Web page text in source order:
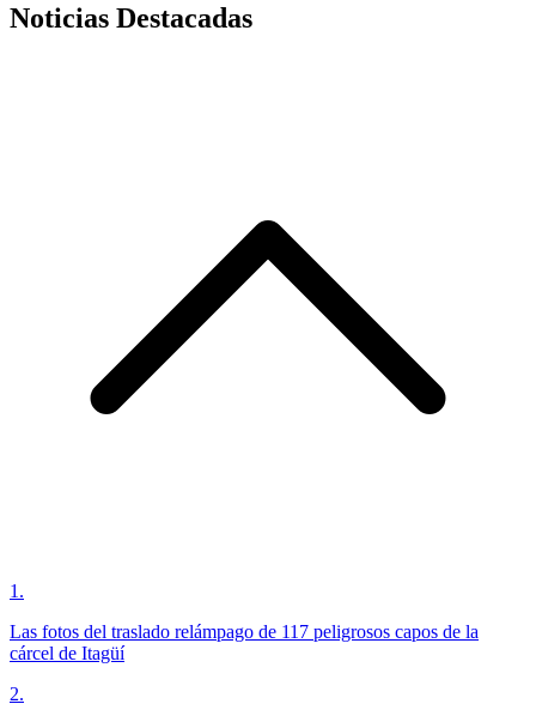
Noticias Destacadas
1 .
Las fotos del traslado relámpago de 117 peligrosos capos de la
cárcel de Itagüí
2.